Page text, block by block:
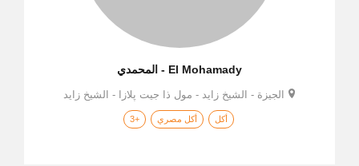
El Mohamady - المحمدي
الجيزة - الشيخ زايد - مول ذا جيت پلازا - الشيخ زايد
أكل أكل مصري +3